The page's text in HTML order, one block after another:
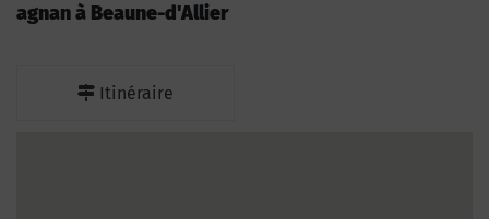
agnan à Beaune-d'Allier
Itinéraire